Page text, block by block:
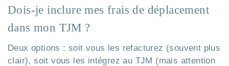
Dois-je inclure mes frais de déplacement
dans mon TJM ?
Deux options : soit vous les refacturez (souvent plus
clair), soit vous les intégrez au TJM (mais attention